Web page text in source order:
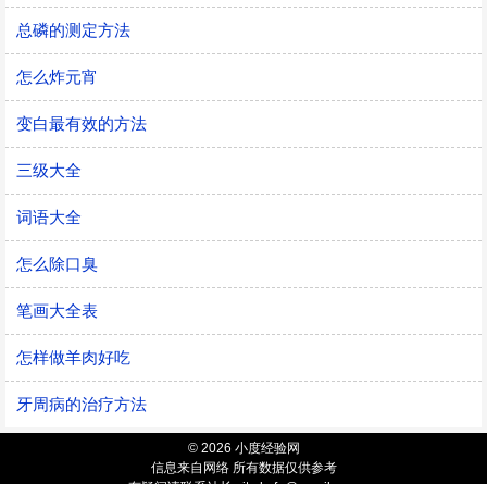
总磷的测定方法
怎么炸元宵
变白最有效的方法
三级大全
词语大全
怎么除口臭
笔画大全表
怎样做羊肉好吃
牙周病的治疗方法
© 2026 小度经验网
信息来自网络 所有数据仅供参考